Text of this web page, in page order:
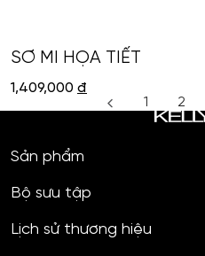
SƠ MI HỌA TIẾT
1,409,000 đ
1
2
Sản phẩm
Bộ sưu tập
Lịch sử thương hiệu